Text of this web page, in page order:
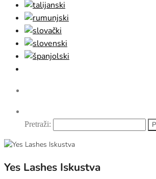
Pretraži:
Yes Lashes Iskustva